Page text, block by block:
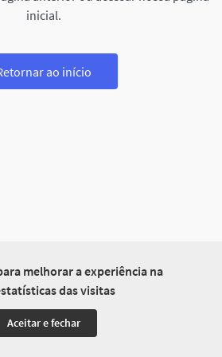
melhorar a experiência na
das visitas
Aceitar e fechar
inicial.
ao início